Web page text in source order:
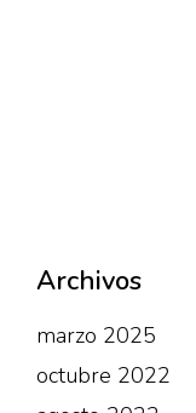
Archivos
marzo 2025
octubre 2022